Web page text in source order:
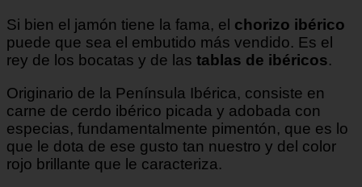
Si bien el jamón tiene la fama, el chorizo ibérico
puede que sea el embutido más vendido. Es el
rey de los bocatas y de las tablas de ibéricos.
Originario de la Península Ibérica, consiste en
carne de cerdo ibérico picada y adobada con
especias, fundamentalmente pimentón, que es lo
que le dota de ese gusto tan nuestro y del color
rojo brillante que le caracteriza.